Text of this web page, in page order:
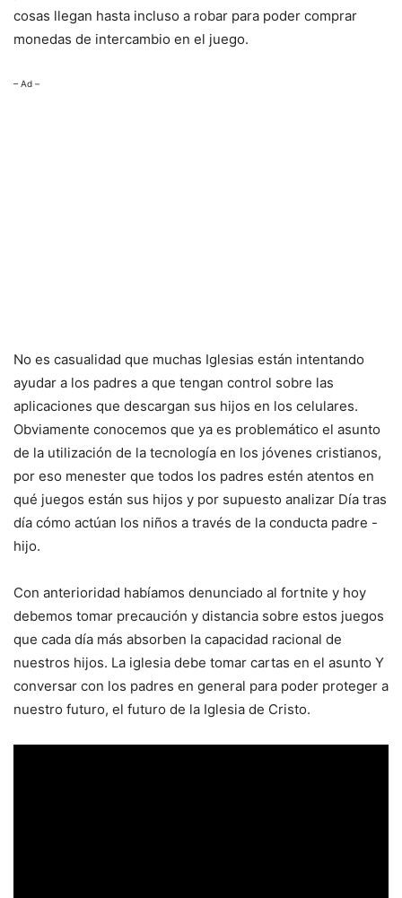
cosas llegan hasta incluso a robar para poder comprar
monedas de intercambio en el juego.
– Ad –
No es casualidad que muchas Iglesias están intentando
ayudar a los padres a que tengan control sobre las
aplicaciones que descargan sus hijos en los celulares.
Obviamente conocemos que ya es problemático el asunto
de la utilización de la tecnología en los jóvenes cristianos,
por eso menester que todos los padres estén atentos en
qué juegos están sus hijos y por supuesto analizar Día tras
día cómo actúan los niños a través de la conducta padre -
hijo.
Con anterioridad habíamos denunciado al fortnite y hoy
debemos tomar precaución y distancia sobre estos juegos
que cada día más absorben la capacidad racional de
nuestros hijos. La iglesia debe tomar cartas en el asunto Y
conversar con los padres en general para poder proteger a
nuestro futuro, el futuro de la Iglesia de Cristo.